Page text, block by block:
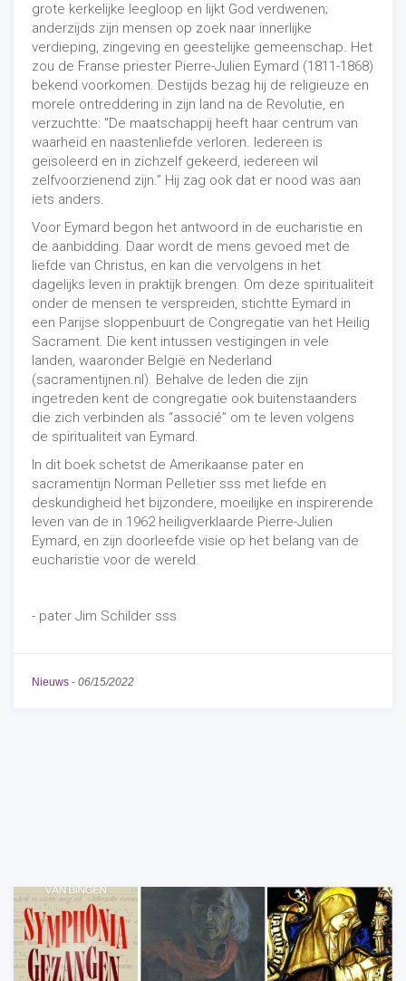
grote kerkelijke leegloop en lijkt God verdwenen;
anderzijds zijn mensen op zoek naar innerlijke
verdieping, zingeving en geestelijke gemeenschap. Het
zou de Franse priester Pierre-Julien Eymard (1811-1868)
bekend voorkomen. Destijds bezag hij de religieuze en
morele ontreddering in zijn land na de Revolutie, en
verzuchtte: "De maatschappij heeft haar centrum van
waarheid en naastenliefde verloren. Iedereen is
geïsoleerd en in zichzelf gekeerd, iedereen wil
zelfvoorzienend zijn.” Hij zag ook dat er nood was aan
iets anders.
Voor Eymard begon het antwoord in de eucharistie en
de aanbidding. Daar wordt de mens gevoed met de
liefde van Christus, en kan die vervolgens in het
dagelijks leven in praktijk brengen. Om deze spiritualiteit
onder de mensen te verspreiden, stichtte Eymard in
een Parijse sloppenbuurt de Congregatie van het Heilig
Sacrament. Die kent intussen vestigingen in vele
landen, waaronder België en Nederland
(sacramentijnen.nl). Behalve de leden die zijn
ingetreden kent de congregatie ook buitenstaanders
die zich verbinden als “associé” om te leven volgens
de spiritualiteit van Eymard.
In dit boek schetst de Amerikaanse pater en
sacramentijn Norman Pelletier sss met liefde en
deskundigheid het bijzondere, moeilijke en inspirerende
leven van de in 1962 heiligverklaarde Pierre-Julien
Eymard, en zijn doorleefde visie op het belang van de
eucharistie voor de wereld.
- pater Jim Schilder sss
Nieuws - 06/15/2022